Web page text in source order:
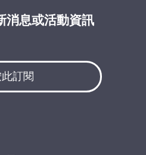
消息或活動資訊
訂閱